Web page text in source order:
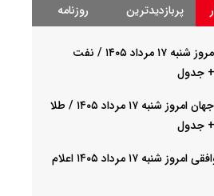
پربازدیدترین روزنامه
قیمت نفت امروز شنبه ۱۷ مرداد ۱۴۰۵ / نفت
جدول
قیمت طلای جهان امروز شنبه ۱۷ مرداد ۱۴۰۵ / طلا
جدول
قیمت دلار توافقی امروز شنبه ۱۷ مرداد ۱۴۰۵ اعلام